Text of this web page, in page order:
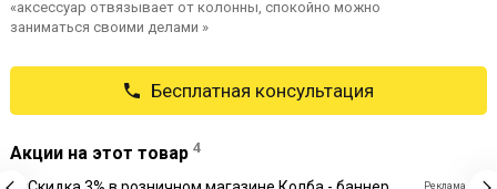
«аксессуар отвязывает от колонны, спокойно можно
заниматься своими делами »
Бесплатная консультация
Акции на этот товар 4
Реклама